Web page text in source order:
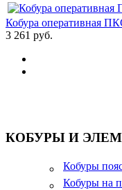
Кобура оперативная
3 261 руб.
КОБУРЫ И
Кобуры
Кобуры на